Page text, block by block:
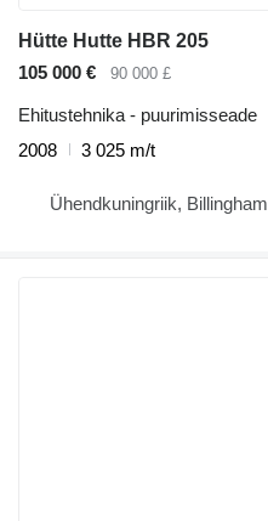
Hütte Hutte HBR 205
105 000 €
90 000 £
Ehitustehnika - puurimisseade
2008
3 025 m/t
Ühendkuningriik, Billingham